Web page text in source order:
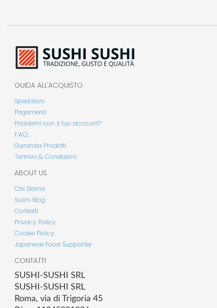
GUIDA ALL'ACQUISTO
Spedizioni
Pagamenti
Problemi con il tuo account?
F.A.Q.
Garanzia Prodotti
Termini & Condizioni
ABOUT US
Chi Siamo
Sushi Blog
Contatti
Privacy Policy
Cookie Policy
Japanese Food Supporter
CONTATTI
SUSHI-SUSHI SRL
SUSHI-SUSHI SRL
Roma, via di Trigoria 45